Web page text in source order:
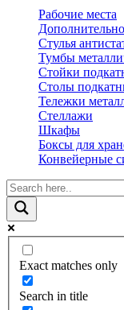
Рабочие места
Стулья
Тумбы
Стойки
Столы
Тележки
Стеллажи
Шкафы
Боксы для
Конвейерные
Exact matches only
Search in title